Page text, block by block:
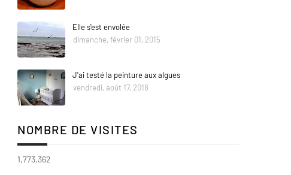
Elle s'est envolée
dimanche, février 01, 2015
J'ai testé la peinture aux algues
vendredi, août 17, 2018
NOMBRE DE VISITES
1,773,362